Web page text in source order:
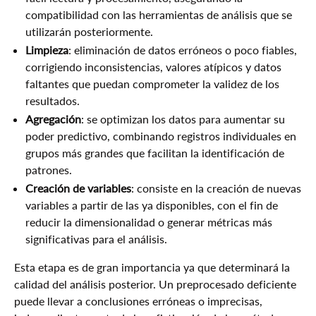
compatibilidad con las herramientas de análisis que se
utilizarán posteriormente.
Limpieza: eliminación de datos erróneos o poco fiables,
corrigiendo inconsistencias, valores atípicos y datos
faltantes que puedan comprometer la validez de los
resultados.
Agregación: se optimizan los datos para aumentar su
poder predictivo, combinando registros individuales en
grupos más grandes que facilitan la identificación de
patrones.
Creación de variables: consiste en la creación de nuevas
variables a partir de las ya disponibles, con el fin de
reducir la dimensionalidad o generar métricas más
significativas para el análisis.
Esta etapa es de gran importancia ya que determinará la
calidad del análisis posterior. Un preprocesado deficiente
puede llevar a conclusiones erróneas o imprecisas,